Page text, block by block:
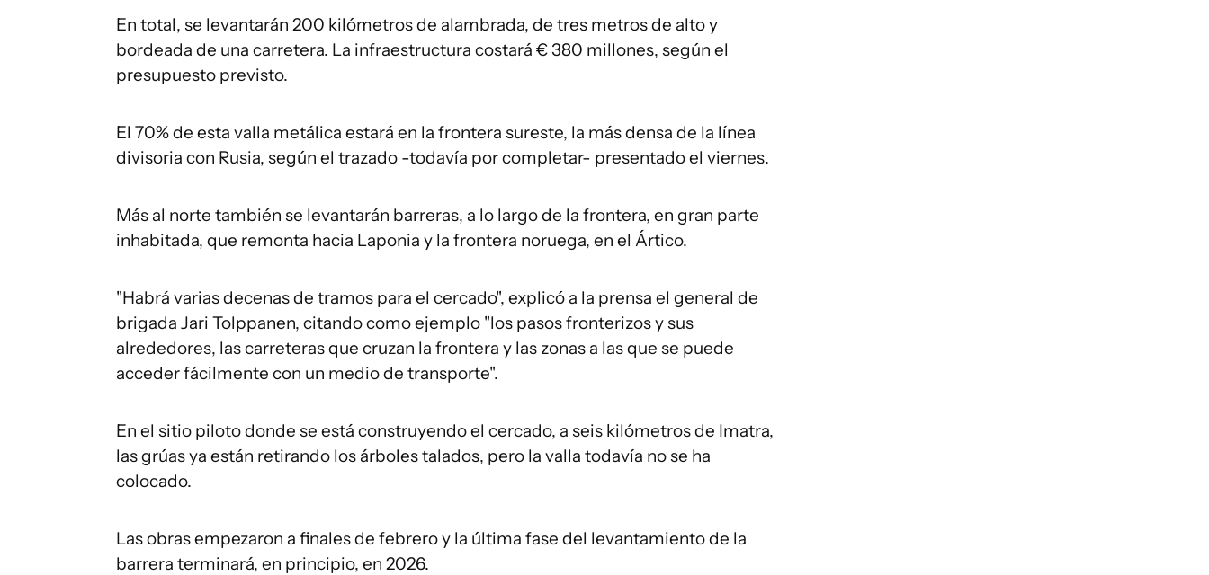
En total, se levantarán 200 kilómetros de alambrada, de tres metros de alto y
bordeada de una carretera. La infraestructura costará € 380 millones, según el
presupuesto previsto.
El 70% de esta valla metálica estará en la frontera sureste, la más densa de la línea
divisoria con Rusia, según el trazado -todavía por completar- presentado el viernes.
Más al norte también se levantarán barreras, a lo largo de la frontera, en gran parte
inhabitada, que remonta hacia Laponia y la frontera noruega, en el Ártico.
"Habrá varias decenas de tramos para el cercado", explicó a la prensa el general de
brigada Jari Tolppanen, citando como ejemplo "los pasos fronterizos y sus
alrededores, las carreteras que cruzan la frontera y las zonas a las que se puede
acceder fácilmente con un medio de transporte".
En el sitio piloto donde se está construyendo el cercado, a seis kilómetros de Imatra,
las grúas ya están retirando los árboles talados, pero la valla todavía no se ha
colocado.
Las obras empezaron a finales de febrero y la última fase del levantamiento de la
barrera terminará, en principio, en 2026.